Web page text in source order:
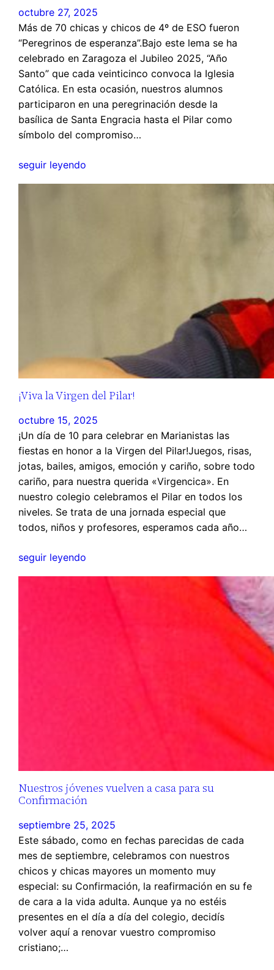
octubre 27, 2025
Más de 70 chicas y chicos de 4º de ESO fueron
“Peregrinos de esperanza”.Bajo este lema se ha
celebrado en Zaragoza el Jubileo 2025, “Año
Santo” que cada veinticinco convoca la Iglesia
Católica. En esta ocasión, nuestros alumnos
participaron en una peregrinación desde la
basílica de Santa Engracia hasta el Pilar como
símbolo del compromiso…
seguir leyendo
¡Viva la Virgen del Pilar!
octubre 15, 2025
¡Un día de 10 para celebrar en Marianistas las
fiestas en honor a la Virgen del Pilar!Juegos, risas,
jotas, bailes, amigos, emoción y cariño, sobre todo
cariño, para nuestra querida «Virgencica». En
nuestro colegio celebramos el Pilar en todos los
niveles. Se trata de una jornada especial que
todos, niños y profesores, esperamos cada año…
seguir leyendo
Nuestros jóvenes vuelven a casa para su
Confirmación
septiembre 25, 2025
Este sábado, como en fechas parecidas de cada
mes de septiembre, celebramos con nuestros
chicos y chicas mayores un momento muy
especial: su Confirmación, la reafirmación en su fe
de cara a la vida adulta. Aunque ya no estéis
presentes en el día a día del colegio, decidís
volver aquí a renovar vuestro compromiso
cristiano;…